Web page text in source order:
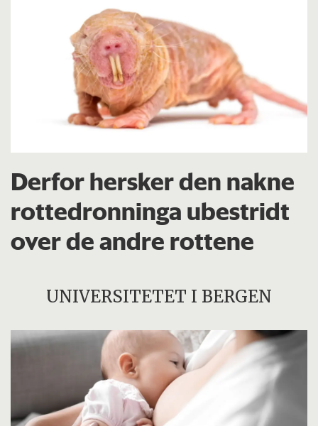
Derfor hersker den nakne
rottedronninga ubestridt
over de andre rottene
UNIVERSITETET I BERGEN